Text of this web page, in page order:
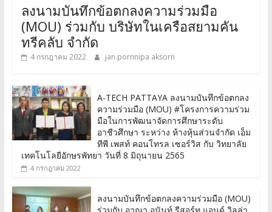
ลงนามบันทึกข้อตกลงความร่วมมือ
(MOU) ร่วมกับ บริษัทในเครือสยามคัน
ทรีคลับ จำกัด
4 กรกฎาคม 2022 jan.pornnipa aksorn
A-TECH PATTAYA ลงนามบันทึกข้อตกลง
ความร่วมมือ (MOU) #โครงการความร่วม
มือในการพัฒนาจัดการศึกษาระดับ
อาชีวศึกษา ระหว่าง ห้างหุ้นส่วนจำกัด เอ็ม
ทีพี เพสท์ คอนโทรล เซอร์วิส กับ วิทยาลัย
เทคโนโลยีอักษรพัทยา วันที่ 8 มิถุนายน 2565
4 กรกฎาคม 2022
ลงนามบันทึกข้อตกลงความร่วมมือ (MOU)